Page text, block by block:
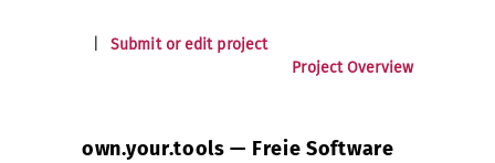
Submit or edit project
Project Overview
own.your.tools — Freie Software